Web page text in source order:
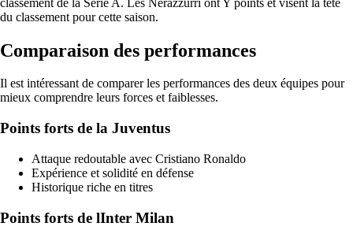
du classement pour cette saison.
Comparaison des performances
Il est intéressant de comparer les performances des deux équipes pour
mieux comprendre leurs forces et faiblesses.
Points forts de la Juventus
Attaque redoutable avec Cristiano Ronaldo
Expérience et solidité en défense
Historique riche en titres
Points forts de lInter Milan